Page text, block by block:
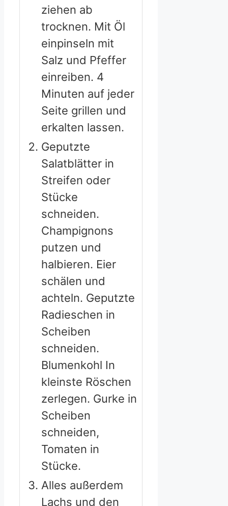
ziehen ab
trocknen. Mit Öl
einpinseln mit
Salz und Pfeffer
einreiben. 4
Minuten auf jeder
Seite grillen und
erkalten lassen.
Geputzte
Salatblätter in
Streifen oder
Stücke
schneiden.
Champignons
putzen und
halbieren. Eier
schälen und
achteln. Geputzte
Radieschen in
Scheiben
schneiden.
Blumenkohl In
kleinste Röschen
zerlegen. Gurke in
Scheiben
schneiden,
Tomaten in
Stücke.
Alles außerdem
Lachs und den